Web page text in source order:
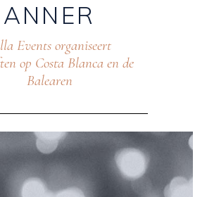
ANNER
Events organiseert
op Costa Blanca en de
Balearen